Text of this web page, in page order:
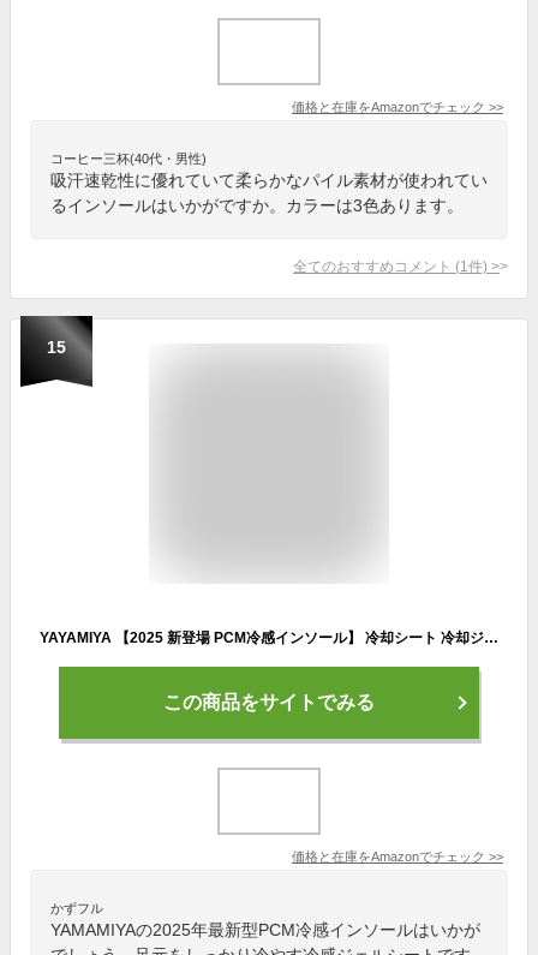
価格と在庫をAmazonでチェック >>
コーヒー三杯(40代・男性)
吸汗速乾性に優れていて柔らかなパイル素材が使われてい
るインソールはいかがですか。カラーは3色あります。
全てのおすすめコメント (1 件) >
15
YAYAMIYA 【2025 新登場 PCM冷感インソール】 冷却シート 冷却ジェルシート 夏用インソール 暑さ 対策 氷嚢代わり 冷却パック ハイキング/キャンプ/山登り/旅行/通勤 日語説明書 マジックシール付属
この商品をサイトでみる
価格と在庫をAmazonでチェック >>
かずフル
YAMAMIYAの2025年最新型PCM冷感インソールはいかが